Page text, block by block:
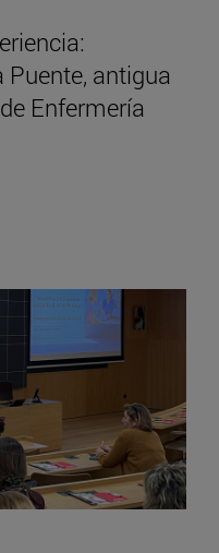
Puente, antigua
Enfermería